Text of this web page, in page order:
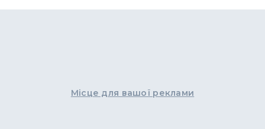
Місце для вашої реклами